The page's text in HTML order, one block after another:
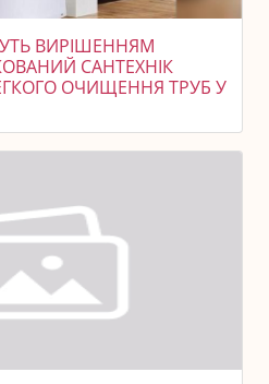
ВИРІШЕННЯМ
САНТЕХНІК
ОЧИЩЕННЯ ТРУБ У